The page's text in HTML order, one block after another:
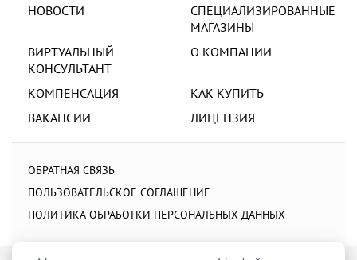
НОВОСТИ
СПЕЦИАЛИЗИРОВАННЫЕ
МАГАЗИНЫ
ВИРТУАЛЬНЫЙ
КОНСУЛЬТАНТ
О КОМПАНИИ
КОМПЕНСАЦИЯ
КАК КУПИТЬ
ВАКАНСИИ
ЛИЦЕНЗИЯ
ОБРАТНАЯ СВЯЗЬ
ПОЛЬЗОВАТЕЛЬСКОЕ СОГЛАШЕНИЕ
ПОЛИТИКА ОБРАБОТКИ ПЕРСОНАЛЬНЫХ ДАННЫХ